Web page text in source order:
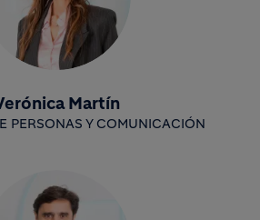
Martín
PERSONAS Y COMUNICACIÓN